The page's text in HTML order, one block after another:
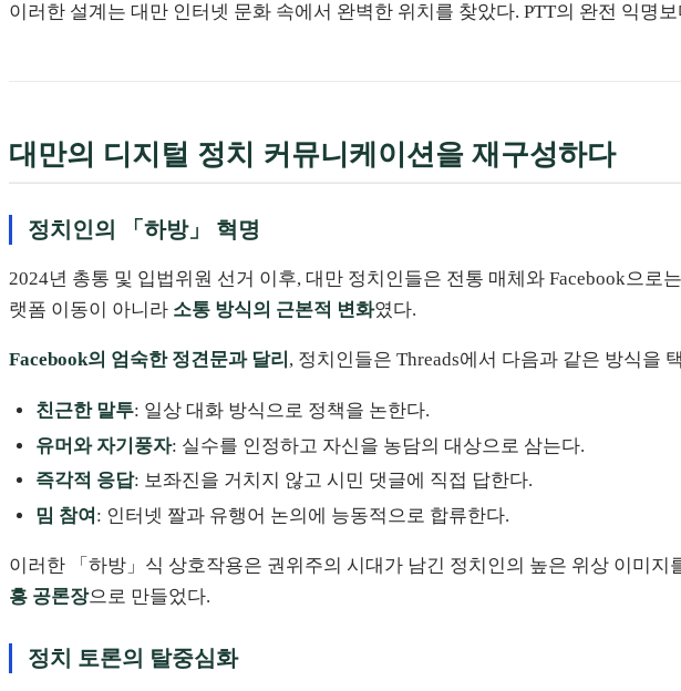
이러한 설계는 대만 인터넷 문화 속에서 완벽한 위치를 찾았다. PTT의 완전 익명
대만의 디지털 정치 커뮤니케이션을 재구성하다
정치인의 「하방」 혁명
2024년 총통 및 입법위원 선거 이후, 대만 정치인들은 전통 매체와 Facebook으
랫폼 이동이 아니라 소통 방식의 근본적 변화였다.
Facebook의 엄숙한 정견문과 달리 , 정치인들은 Threads에서 다음과 같은 방식을
친근한 말투: 일상 대화 방식으로 정책을 논한다.
유머와 자기풍자: 실수를 인정하고 자신을 농담의 대상으로 삼는다.
즉각적 응답: 보좌진을 거치지 않고 시민 댓글에 직접 답한다.
밈 참여 : 인터넷 짤과 유행어 논의에 능동적으로 합류한다.
이러한 「하방」식 상호작용은 권위주의 시대가 남긴 정치인의 높은 위상 이미지
흥 공론장으로 만들었다.
정치 토론의 탈중심화